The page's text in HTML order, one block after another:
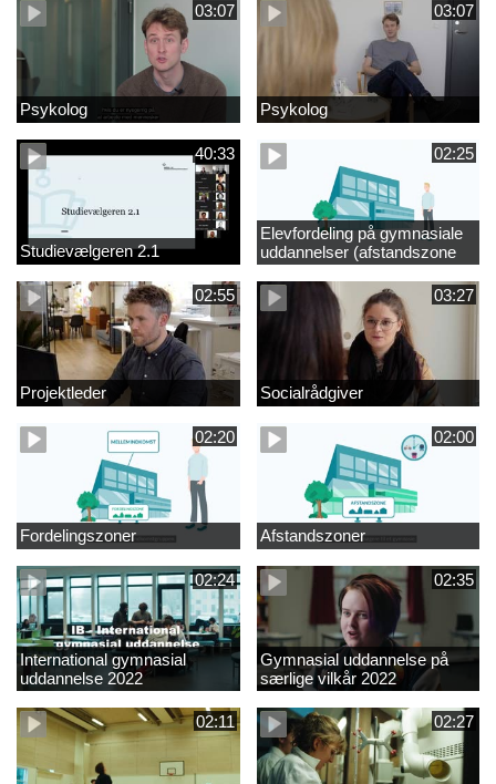
03:07
Psykolog
03:07
Psykolog
40:33
Studievælgeren 2.1
02:25
Elevfordeling på gymnasiale
uddannelser (afstandszone
redigeret)
02:55
Projektleder
03:27
Socialrådgiver
02:20
Fordelingszoner
02:00
Afstandszoner
02:24
International gymnasial
uddannelse 2022
02:35
Gymnasial uddannelse på
særlige vilkår 2022
02:11 02:27